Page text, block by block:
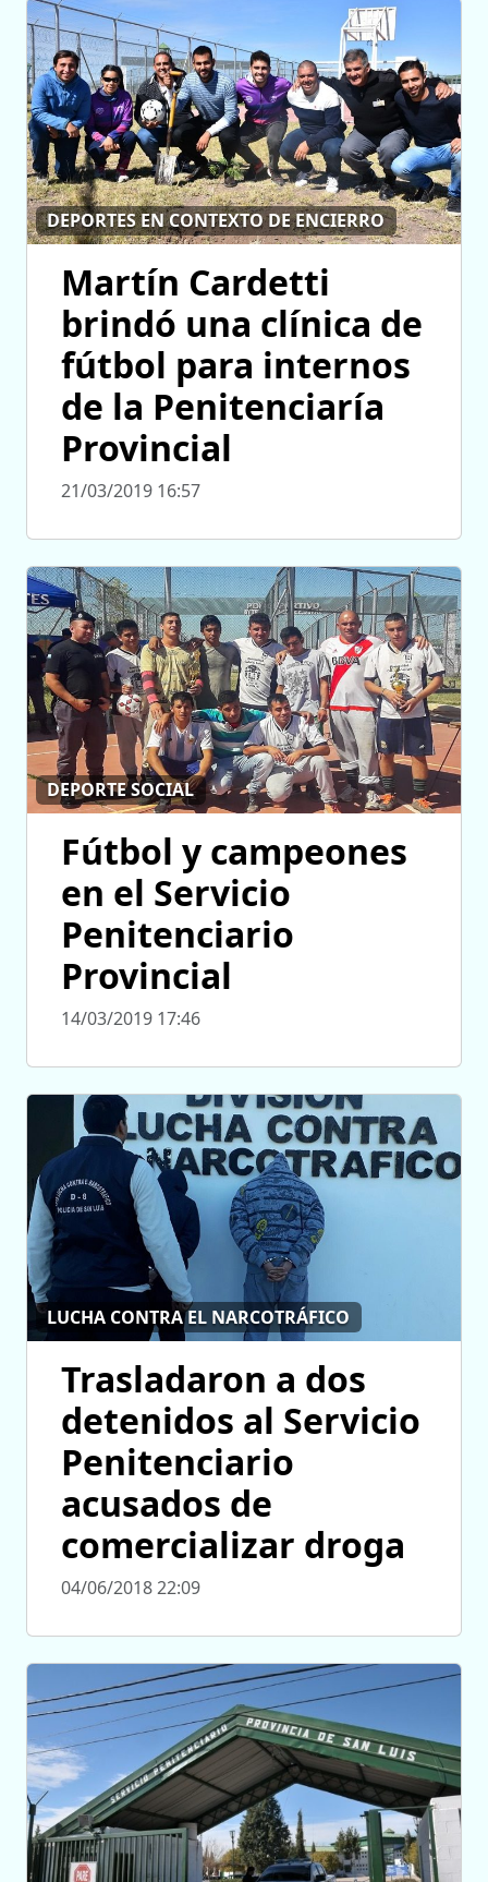
DEPORTES EN CONTEXTO DE ENCIERRO
Martín Cardetti
brindó una clínica de
fútbol para internos
de la Penitenciaría
Provincial
21/03/2019 16:57
DEPORTE SOCIAL
Fútbol y campeones
en el Servicio
Penitenciario
Provincial
14/03/2019 17:46
LUCHA CONTRA EL NARCOTRÁFICO
Trasladaron a dos
detenidos al Servicio
Penitenciario
acusados de
comercializar droga
04/06/2018 22:09